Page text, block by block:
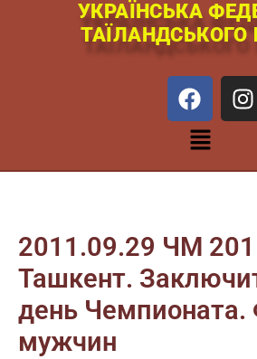
УКРАЇНСЬКА
ТАЇЛАНДСЬКОГО
a
c
e
b
o
n
s
g
Меню
2011.09.29 ЧМ
Ташкент.
день
мужчин